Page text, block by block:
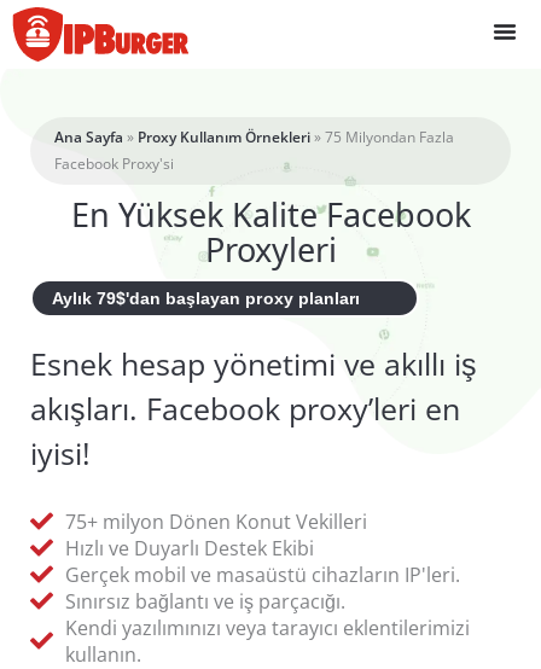
İçeriğe
geç
Ana Sayfa » Proxy Kullanım Örnekleri»75 Milyondan Fazla
Facebook Proxy'si
En Yüksek Kalite Facebook
Proxyleri
Aylık 79$'dan başlayan proxy planları
Esnek hesap yönetimi ve akıllı iş
akışları. Facebook proxy’leri en
iyisi!
75+ milyon Dönen Konut Vekilleri
Hızlı ve Duyarlı Destek Ekibi
Gerçek mobil ve masaüstü cihazların IP'leri.
Sınırsız bağlantı ve iş parçacığı.
Kendi yazılımınızı veya tarayıcı eklentilerimizi
kullanın.